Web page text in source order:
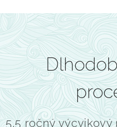
5,5 ročný